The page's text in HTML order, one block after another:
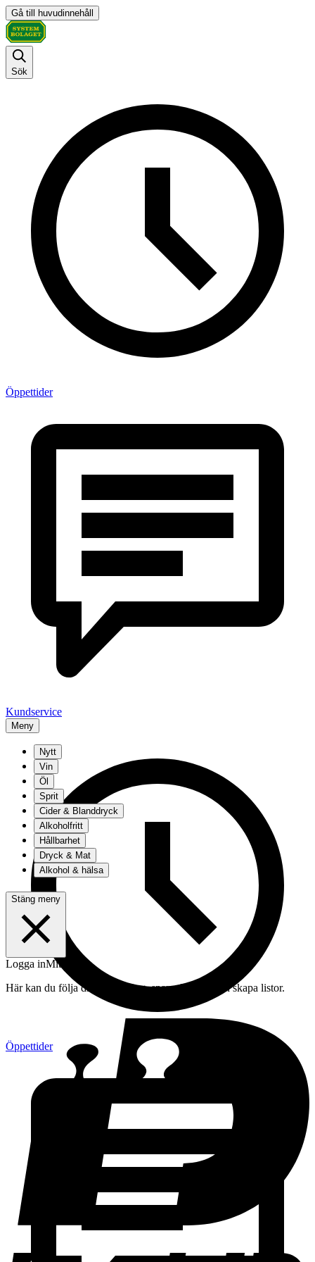
Gå till huvudinnehåll
Sök
Öppettider
Kundservice
Meny
Öppettider
Nytt
Vin
Öl
Sprit
Cider & Blanddryck
Alkoholfritt
Hållbarhet
Dryck & Mat
Alkohol & hälsa
Stäng meny
Logga inMitt konto
Här kan du följa din beställning, spara drycker och skapa listor.